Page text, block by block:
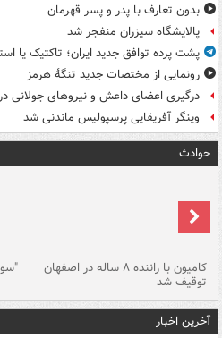
بدون تعارف با پدر و پسر قهرمان
پالایشگاه سیزران منفجر شد
پشت پرده توافق جدید ایران؛ تاکتیک یا
رونمایی از مختصات جدید تنگۀ هرمز
درگیری اعضای داعش و نیروهای جولانی
وینگر آفریقایی پرسپولیس ماندنی شد
حوادث
کامیون با راننده ۸ ساله در اصفهان
توقیف شد
آخرین اخبار